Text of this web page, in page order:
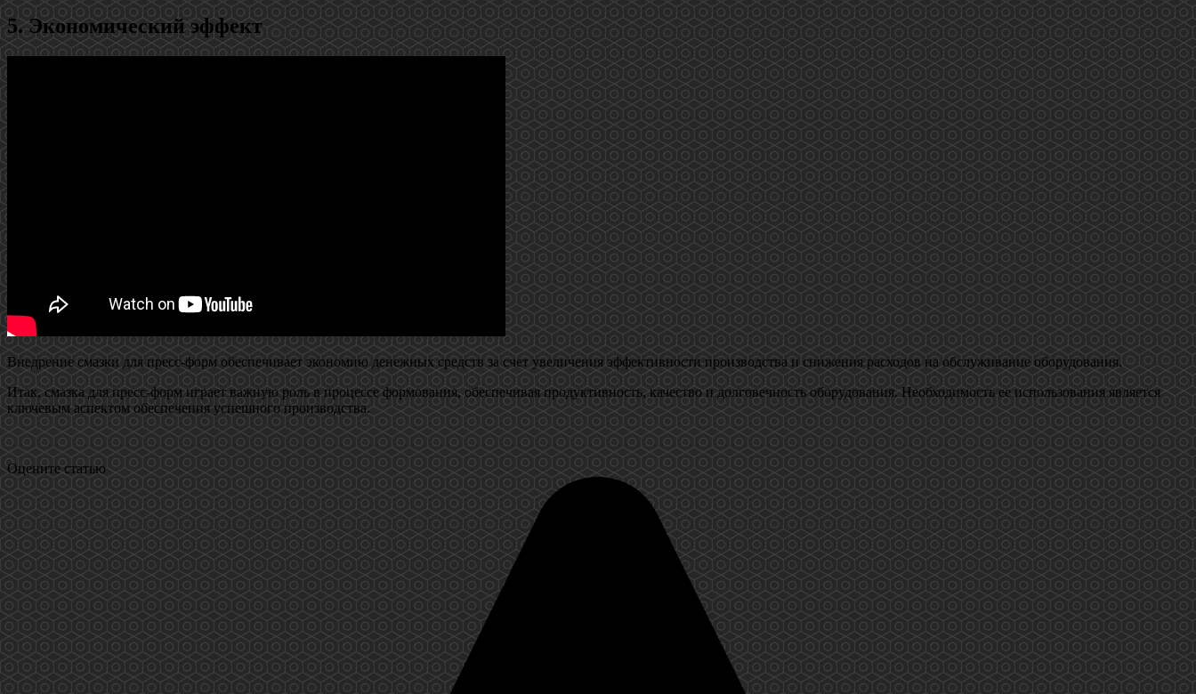
5. Экономический эффект
Внедрение смазки для пресс-форм обеспечивает экономию денежных средств за счет увеличения эффективности производства и снижения расходов на обслуживание оборудования.
Итак, смазка для пресс-форм играет важную роль в процессе формования, обеспечивая продуктивность, качество и долговечность оборудования. Необходимость ее использования является
ключевым аспектом обеспечения успешного производства.
Оцените статью